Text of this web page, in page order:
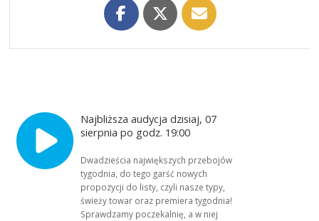
Najbliższa audycja dzisiaj, 07
sierpnia po godz. 19:00
Dwadzieścia największych przebojów
tygodnia, do tego garść nowych
propozycji do listy, czyli nasze typy,
świeży towar oraz premiera tygodnia!
Sprawdzamy poczekalnię, a w niej